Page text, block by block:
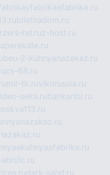
fabrikayfabrikaefabrika.ru
biletnadom.ru
hd.ruz-host.ru
2-kuhnyanazakaz.ru
cs-68.ru
mir-tk.ruvlknrussia.ru
seks.rubankaribi.ru
dark-sand.ru